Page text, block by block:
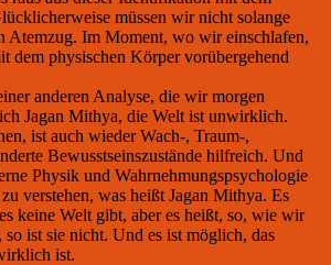
müssen wir nicht solange
Atemzug. Im Moment, wo wir einschlafen,
dem physischen Körper vorübergehend
anderen Analyse, die wir morgen
Jagan Mithya, die Welt ist unwirklich.
ist auch wieder Wach-, Traum-,
Bewusstseinszustände hilfreich. Und
Physik und Wahrnehmungspsychologie
verstehen, was heißt Jagan Mithya. Es
keine Welt gibt, aber es heißt, so, wie wir
ist sie nicht. Und es ist möglich, das
ist.